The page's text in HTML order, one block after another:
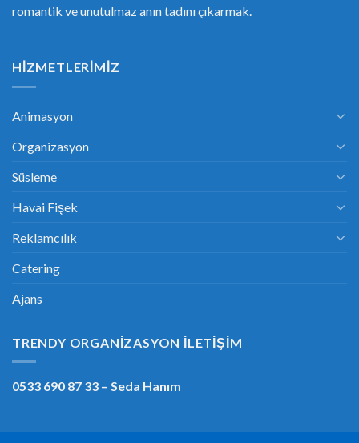
romantik ve unutulmaz anın tadını çıkarmak.
HIZMETLERIMIZ
Animasyon
Organizasyon
Süsleme
Havai Fişek
Reklamcılık
Catering
Ajans
TRENDY ORGANIZASYON İLETIŞIM
0533 690 87 33 – Seda Hanım